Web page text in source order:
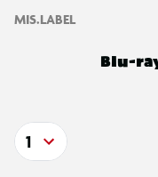
MIS.LABEL
Blu-
1